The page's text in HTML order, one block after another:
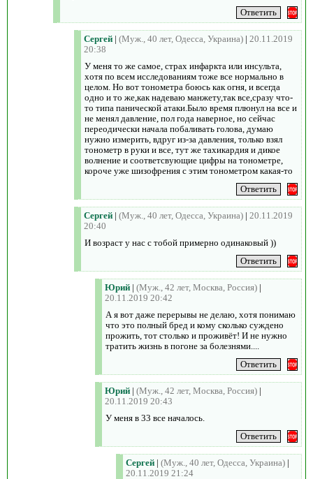
Сергей | (Муж., 40 лет, Одесса, Украина) | 20.11.2019
20:38
У меня то же самое, страх инфаркта или инсульта,
хотя по всем исследованиям тоже все нормально в
целом. Но вот тонометра боюсь как огня, и всегда
одно и то же,как надеваю манжету,так все,сразу что-
то типа панической атаки.Было время плюнул на все и
не менял давление, пол года наверное, но сейчас
переодически начала побаливать голова, думаю
нужно измерить, вдруг из-за давления, только взял
тонометр в руки и все, тут же тахикардия и дикое
волнение и соответсвующие цифры на тонометре,
короче уже шизофрения с этим тонометром какая-то
Сергей | (Муж., 40 лет, Одесса, Украина) | 20.11.2019
20:40
И возраст у нас с тобой примерно одинаковый ))
Юрий | (Муж., 42 лет, Москва, Россия) |
20.11.2019 20:42
А я вот даже перерывы не делаю, хотя понимаю
что это полный бред и кому сколько суждено
прожить, тот столько и проживёт! И не нужно
тратить жизнь в погоне за болезнями....
Юрий | (Муж., 42 лет, Москва, Россия) |
20.11.2019 20:43
У меня в 33 все началось.
Сергей | (Муж., 40 лет, Одесса, Украина) |
20.11.2019 21:24